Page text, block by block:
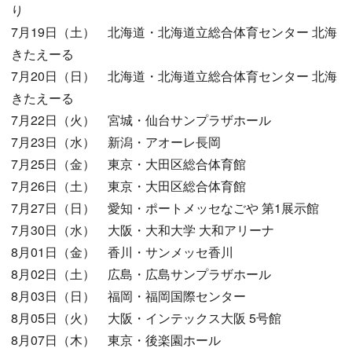
り
7月19日（土） 北海道・北海道立総合体育センター 北海
きたえーる
7月20日（日） 北海道・北海道立総合体育センター 北海
きたえーる
7月22日（火） 宮城・仙台サンプラザホール
7月23日（水） 新潟・アオーレ長岡
7月25日（金） 東京・大田区総合体育館
7月26日（土） 東京・大田区総合体育館
7月27日（日） 愛知・ポートメッセなごや 第1展示館
7月30日（水） 大阪・大和大学 大和アリーナ
8月01日（金） 香川・サンメッセ香川
8月02日（土） 広島・広島サンプラザホール
8月03日（日） 福岡・福岡国際センター
8月05日（火） 大阪・インテックス大阪 5号館
8月07日（木） 東京・後楽園ホール